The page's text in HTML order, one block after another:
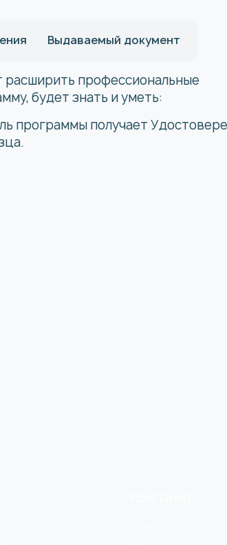
Выдаваемый документ
профессиональные
будет знать и уметь:
программы получает